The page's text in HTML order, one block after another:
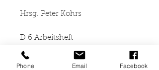
Hrsg. Peter Kohrs
D 6 Arbeitsheft
Schöningh Verlag, Paderborn
Phone Email Facebook